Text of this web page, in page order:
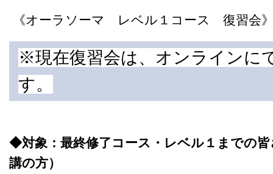
《オーラソーマ レベル１コース 復習会
※現在復習会は、オンラインに
す。
◆対象：最終修了コース・レベル１までの
講の方）